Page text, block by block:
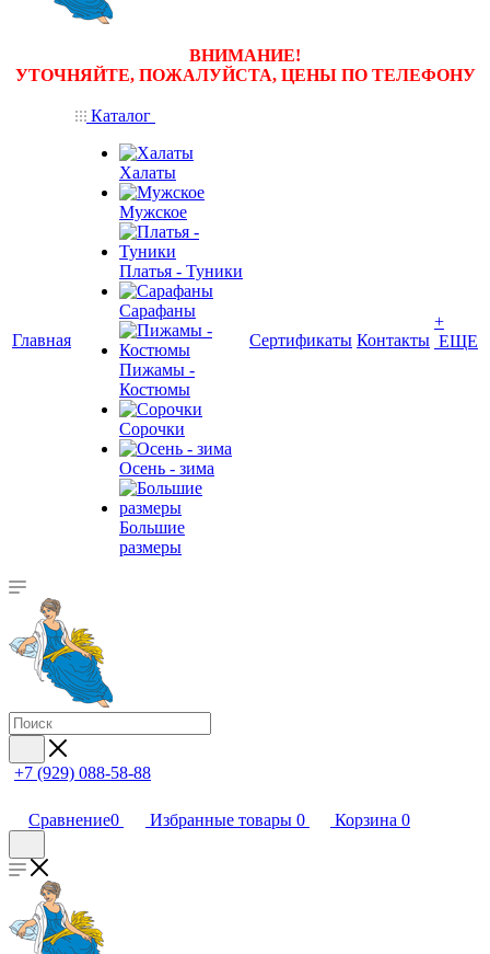
ВНИМАНИЕ!
УТОЧНЯЙТЕ, ПОЖАЛУЙСТА, ЦЕНЫ ПО ТЕЛЕФОНУ
Главная
Каталог
Халаты
Мужское
Платья - Туники
Сарафаны
Пижамы -
Костюмы
Сорочки
Oсень - зима
Большие
размеры
Сертификаты Контакты
+
ЕЩЕ
+7 (929) 088-58-88
Сравнение0 Избранные товары 0 Корзина 0